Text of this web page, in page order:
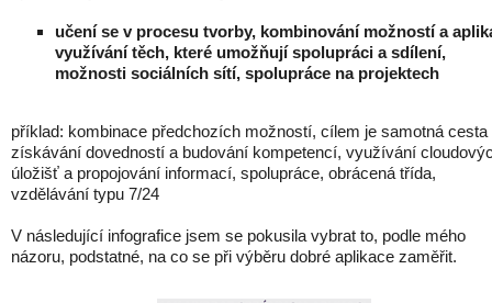
učení se v procesu tvorby, kombinování možností a
využívání těch, které umožňují spolupráci a sdílení,
možnosti sociálních sítí, spolupráce na projektech
příklad: kombinace předchozích možností, cílem je samotná cesta
získávání dovedností a budování kompetencí, využívání
úložišť a propojování informací, spolupráce, obrácená třída,
vzdělávání typu 7/24
V následující infografice jsem se pokusila vybrat to, podle mého
názoru, podstatné, na co se při výběru dobré aplikace zaměřit.